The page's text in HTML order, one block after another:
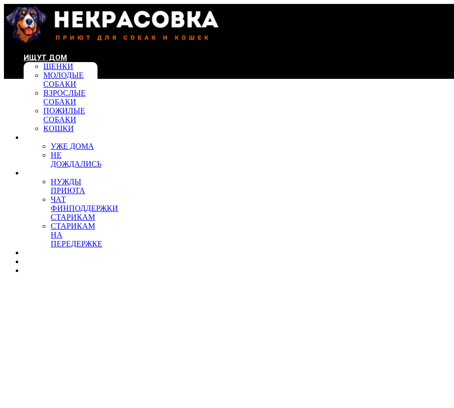
ИЩУТ ДОМ
ЩЕНКИ
МОЛОДЫЕ
СОБАКИ
ВЗРОСЛЫЕ
СОБАКИ
ПОЖИЛЫЕ
СОБАКИ
КОШКИ
УЖЕ ДОМА
НЕ
ДОЖДАЛИСЬ
НУЖДЫ
ПРИЮТА
ЧАТ
ФИНПОДДЕРЖКИ
СТАРИКАМ
СТАРИКАМ
НА
ПЕРЕДЕРЖКЕ